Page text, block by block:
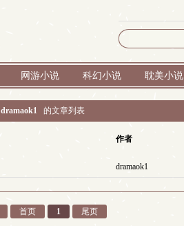
网游小说 科幻小说 耽美小说
dramaok1 的文章列表
作者
dramaok1
首页 1 尾页